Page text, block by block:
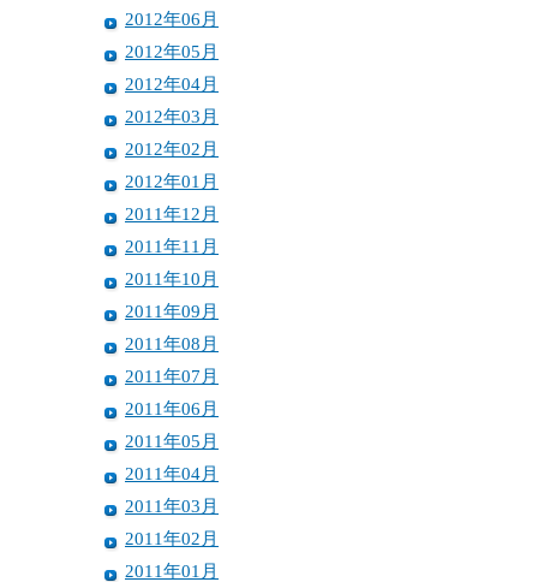
2012年06月
2012年05月
2012年04月
2012年03月
2012年02月
2012年01月
2011年12月
2011年11月
2011年10月
2011年09月
2011年08月
2011年07月
2011年06月
2011年05月
2011年04月
2011年03月
2011年02月
2011年01月